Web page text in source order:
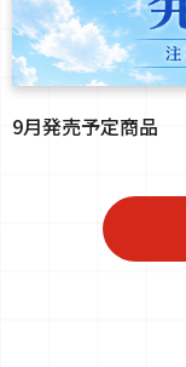
9月発売予定商品